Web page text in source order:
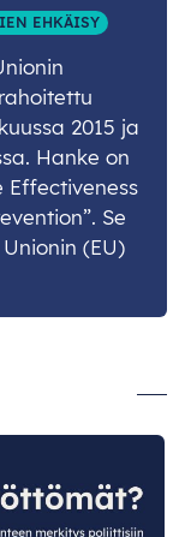
EHKÄISY
2015 ja
Hanke on
Effectiveness
Se
(EU)